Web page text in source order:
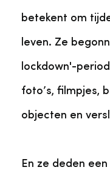
betekent om
leven. Ze
lockdown'-
foto’s, filmpjes,
objecten en
En ze deden